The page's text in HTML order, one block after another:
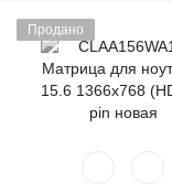
Продано